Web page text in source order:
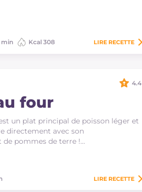
min Kcal 308 LIRE RECETTE
four
un plat principal de poisson léger et
directement avec son
pommes de terre !…
4.4
LIRE RECETTE